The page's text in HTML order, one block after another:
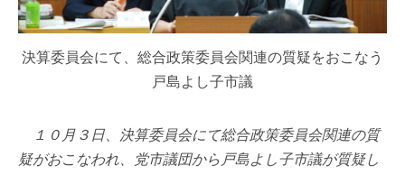
決算委員会にて、総合政策委員会関連の質疑をおこなう
戸島よし子市議
１０月３日、決算委員会にて総合政策委員会関連の質
疑がおこなわれ、党市議団から戸島よし子市議が質疑し